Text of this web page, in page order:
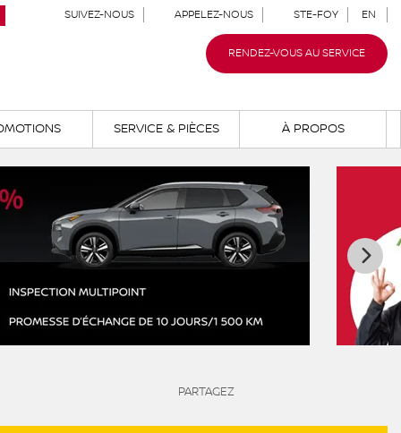
SUIVEZ-NOUS APPELEZ-NOUS STE-FOY EN
RENDEZ-VOUS AU SERVICE
SERVICE & PIÈCES À PROPOS
PARTAGEZ